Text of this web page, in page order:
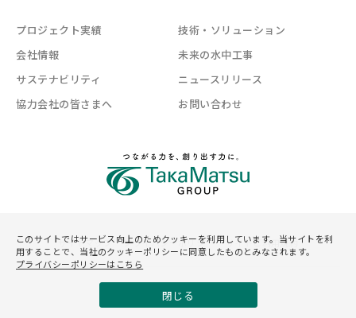
プロジェクト実績
技術・ソリューション
会社情報
未来の水中工事
サステナビリティ
ニュースリリース
協力会社の皆さまへ
お問い合わせ
サイトマップ プライバシーポリシー サイトご利用規約
©Asunaro Aoki Construction Co.,Ltd.
このサイトではサービス向上のためクッキーを利用しています。当サイトを利
用することで、当社のクッキーポリシーに同意したものとみなされます。
プライバシーポリシーはこちら
閉じる